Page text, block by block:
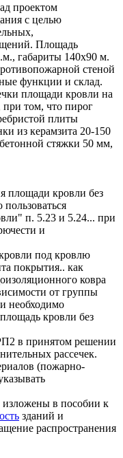
проектом
с целью
Площадь
габариты 140х90 м.
стеной
функции и склад.
площади кровли на
при том, что пирог
плиты
из керамзита 20-150
стяжки 50 мм,
площади кровли без
п. 5.23 и 5.24... при
и
под кровлю
покрытия.. как
ковра
от группы
необходимо
кровли без
в принятом решении
рассечек.
(пожарно-
изложены в пособии к
зданий и
распространения